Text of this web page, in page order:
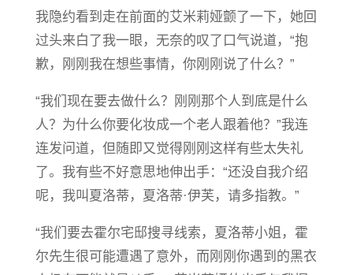
我隐约看到走在前面的艾米莉娅颤了一下，她回
过头来白了我一眼，无奈的叹了口气说道，“抱
歉，刚刚我在想些事情，你刚刚说了什么？”
“我们现在要去做什么？刚刚那个人到底是什么
人？为什么你要化妆成一个老人跟着他？”我连
连发问道，但随即又觉得刚刚这样有些太失礼
了。我有些不好意思地伸出手：“还没自我介绍
呢，我叫夏洛蒂，夏洛蒂·伊芙，请多指教。”
“我们要去霍尔宅邸搜寻线索，夏洛蒂小姐，霍
尔先生很可能遭遇了意外，而刚刚你遇到的黑衣